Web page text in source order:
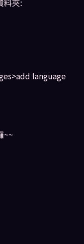
料夾:
language
~~